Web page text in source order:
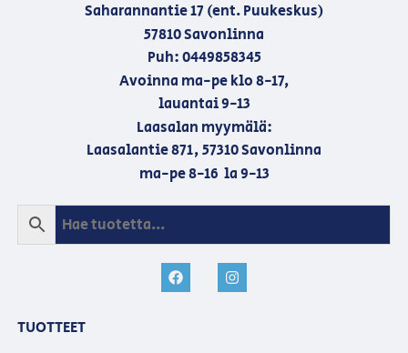
Saharannantie 17 (ent. Puukeskus)
57810 Savonlinna
Puh: 0449858345
Avoinna ma-pe klo 8-17,
lauantai 9-13
Laasalan myymälä:
Laasalantie 871, 57310 Savonlinna
ma-pe 8-16 la 9-13
TUOTTEET